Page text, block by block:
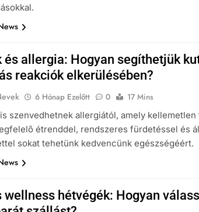
és allergia: Hogyan segíthetjük
reakciók elkerülésében?
6 Hónap Ezelőtt 0
17 Mins
szenvedhetnek allergiától, amely
étrenddel, rendszeres fürdetéssel és
sokat tehetünk kedvencünk egészségéért.
wellness hétvégék: Hogyan
Hogyan
rutint
Hogyan segíthetjük
viharos időjárás alatt?